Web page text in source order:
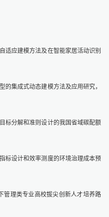
适应建模方法及在智能家居活动识别
的集成式动态建模方法及应用研究，
标分解和准则设计的我国省域碳配额
标设计和效率测度的环境治理成本预
管理类专业高校拔尖创新人才培养路